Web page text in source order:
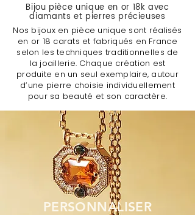
Nos bijoux en pièce unique sont réalisés
en or 18 carats et fabriqués en France
selon les techniques traditionnelles de
la joaillerie. Chaque création est
produite en un seul exemplaire, autour
d’une pierre choisie individuellement
pour sa beauté et son caractère.
Bijou pièce unique en or 18k avec
diamants et pierres précieuses
PERSONNALISER